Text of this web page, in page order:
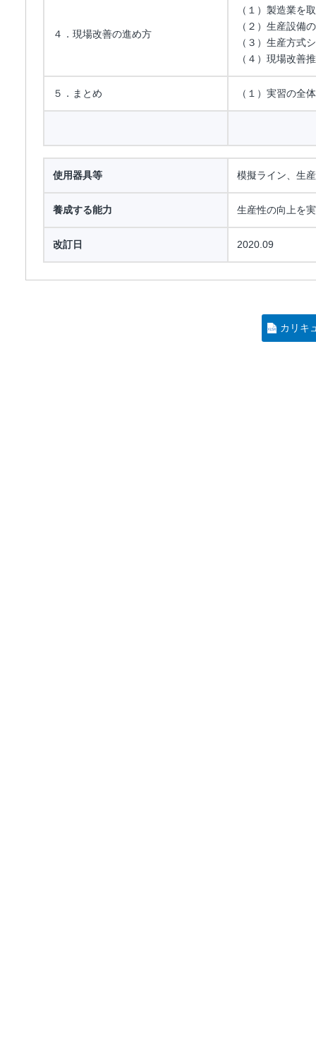
４．現場改善の進め方
（１）製造業を
（２）生産設備
（３）生産方式
（４）現場改善
５．まとめ （１）実習の全
使用器具等 模擬ライン、生
養成する能力 生産性の向上を
改訂日 2020.09
カリキ